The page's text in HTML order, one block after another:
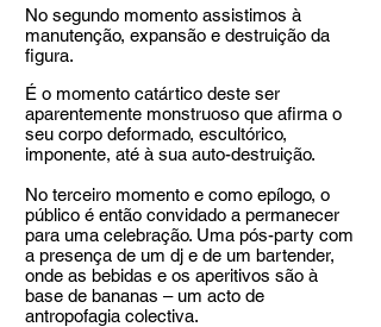
No segundo momento assistimos à
manutenção, expansão e destruição da
figura.
É o momento catártico deste ser
aparentemente monstruoso que afirma o
seu corpo deformado, escultórico,
imponente, até à sua auto-destruição.
No terceiro momento e como epílogo, o
público é então convidado a permanecer
para uma celebração. Uma pós-party com
a presença de um dj e de um bartender,
onde as bebidas e os aperitivos são à
base de bananas – um acto de
antropofagia colectiva.